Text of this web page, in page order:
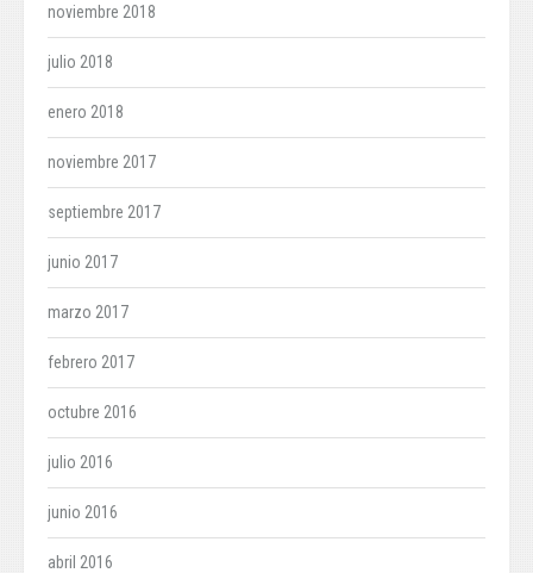
noviembre 2018
julio 2018
enero 2018
noviembre 2017
septiembre 2017
junio 2017
marzo 2017
febrero 2017
octubre 2016
julio 2016
junio 2016
abril 2016